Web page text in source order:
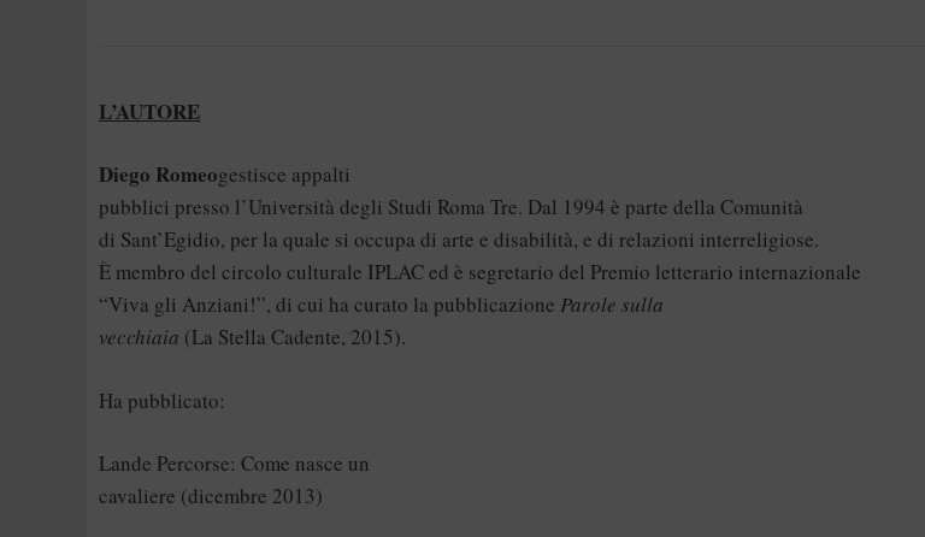
L’AUTORE
Diego Romeogestisce appalti
pubblici presso l’Università degli Studi Roma Tre. Dal 1994 è parte della Comunità
di Sant’Egidio, per la quale si occupa di arte e disabilità, e di relazioni interreligiose.
È membro del circolo culturale IPLAC ed è segretario del Premio letterario internazionale
“Viva gli Anziani!”, di cui ha curato la pubblicazione Parole sulla
vecchiaia (La Stella Cadente, 2015).
Ha pubblicato:
Lande Percorse: Come nasce un
cavaliere (dicembre 2013)